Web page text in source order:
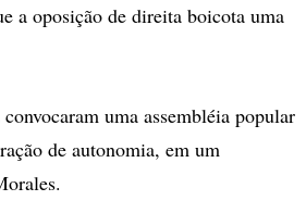
a oposição de direita boicota uma
uma assembléia popular
de autonomia, em um